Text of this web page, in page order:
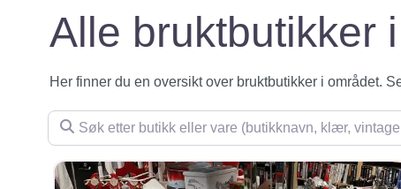
Alle bruktbutikker
Her finner du en oversikt over bruktbutikker i området.
Søk etter butikk eller vare (butikknavn, klær, vintage,